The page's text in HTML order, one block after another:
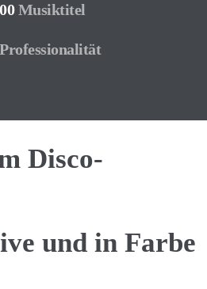
Musiktitel
Professionalität
Disco-
und in Farbe